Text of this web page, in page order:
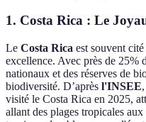
1. Costa Rica : Le
Le Costa Rica est souvent
excellence. Avec près de 25%
nationaux et des réserves de
biodiversité. D’après l'INSEE
visité le Costa Rica en 2025,
allant des plages tropicales